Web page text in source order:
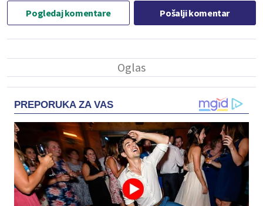
Pogledaj komentare Pošalji komentar
PREPORUKA ZA VAS